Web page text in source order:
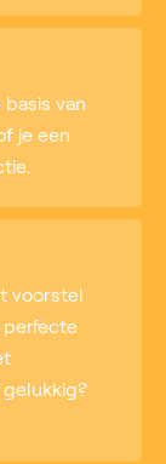
van
je een
voorstel
perfecte
gelukkig?